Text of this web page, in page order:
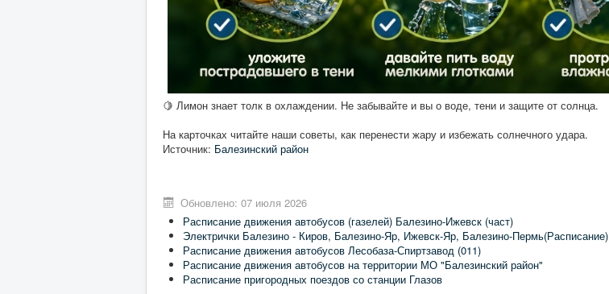
🍋 Лимон знает толк в охлаждении. Не забывайте и вы о воде, тени и защите от солнца.
На карточках читайте наши советы, как перенести жару и избежать солнечного удара.
Источник: Балезинский район
Обновлено: 07 июля 2026
Расписание движения автобусов (газелей) Балезино-Ижевск (част)
Электрички Балезино - Киров, Балезино-Яр, Ижевск-Яр, Балезино-Пермь(Расписание)
Расписание движения автобусов Лесобаза-Спиртзавод (011)
Расписание движения автобусов на территории МО "Балезинский район"
Расписание пригородных поездов со станции Глазов